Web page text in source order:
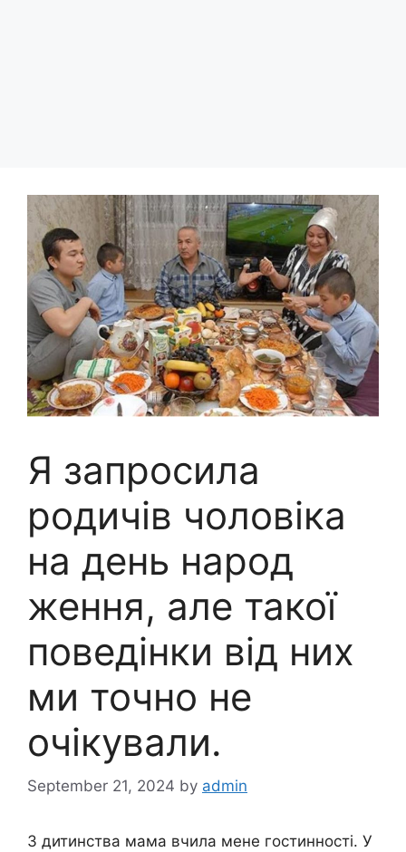
Я запросила
родичів чоловіка
на день народ
ження, але такої
поведінки від них
ми точно не
очікували.
September 21, 2024 by admin
З дитинства мама вчила мене гостинності. У